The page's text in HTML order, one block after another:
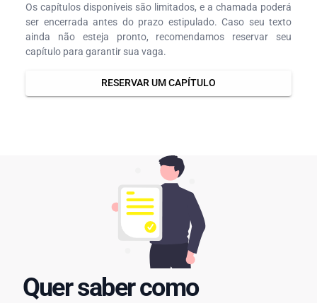
Os capítulos disponíveis são limitados, e a chamada poderá
ser encerrada antes do prazo estipulado. Caso seu texto
ainda não esteja pronto, recomendamos reservar seu
capítulo para garantir sua vaga.
RESERVAR UM CAPÍTULO
Quer saber como